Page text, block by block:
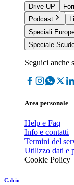
Drive UP
Podcast
Speciali
Speciale
Seguici anche
Area personale
Help e Faq
Info e contatti
Termini del
Utilizzo dati e
Cookie Policy
Calcio